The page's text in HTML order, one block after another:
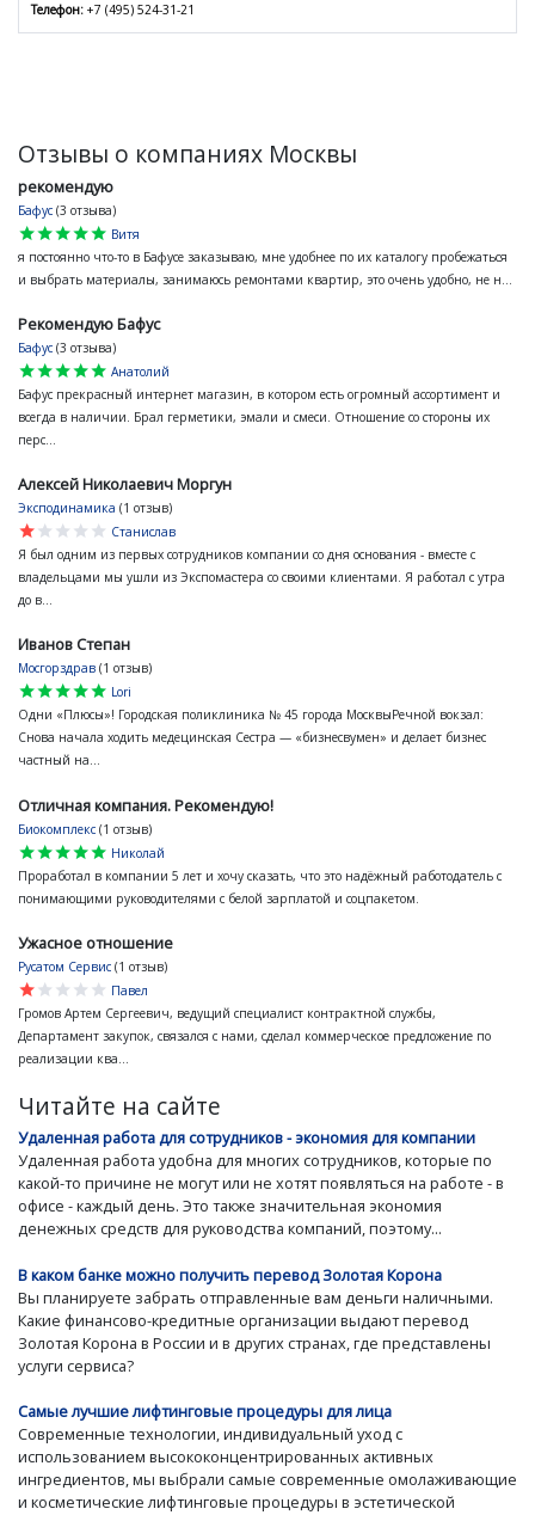
Телефон: +7 (495) 524-31-21
Отзывы о компаниях Москвы
рекомендую
Бафус (3 отзыва)
star
star
star
star
star
Витя
я постоянно что-то в Бафусе заказываю, мне удобнее по их каталогу пробежаться
и выбрать материалы, занимаюсь ремонтами квартир, это очень удобно, не н...
Рекомендую Бафус
Бафус (3 отзыва)
star
star
star
star
star
Анатолий
Бафус прекрасный интернет магазин, в котором есть огромный ассортимент и
всегда в наличии. Брал герметики, эмали и смеси. Отношение со стороны их
перс...
Алексей Николаевич Моргун
Эксподинамика (1 отзыв)
star
star
star
star
star
Станислав
Я был одним из первых сотрудников компании со дня основания - вместе с
владельцами мы ушли из Экспомастера со своими клиентами. Я работал с утра
до в...
Иванов Степан
Мосгорздрав (1 отзыв)
star
star
star
star
star
Lori
Одни «Плюсы»! Городская поликлиника № 45 города МосквыРечной вокзал:
Снова начала ходить медецинская Сестра — «бизнесвумен» и делает бизнес
частный на...
Отличная компания. Рекомендую!
Биокомплекс (1 отзыв)
star
star
star
star
star
Николай
Проработал в компании 5 лет и хочу сказать, что это надёжный работодатель с
понимающими руководителями с белой зарплатой и соцпакетом.
Ужасное отношение
Русатом Сервис (1 отзыв)
star
star
star
star
star
Павел
Громов Артем Сергеевич, ведущий специалист контрактной службы,
Департамент закупок, связался с нами, сделал коммерческое предложение по
реализации ква...
Читайте на сайте
Удаленная работа для сотрудников - экономия для компании
Удаленная работа удобна для многих сотрудников, которые по
какой-то причине не могут или не хотят появляться на работе - в
офисе - каждый день. Это также значительная экономия
денежных средств для руководства компаний, поэтому...
В каком банке можно получить перевод Золотая Корона
Вы планируете забрать отправленные вам деньги наличными.
Какие финансово-кредитные организации выдают перевод
Золотая Корона в России и в других странах, где представлены
услуги сервиса?
Самые лучшие лифтинговые процедуры для лица
Современные технологии, индивидуальный уход с
использованием высококонцентрированных активных
ингредиентов, мы выбрали самые современные омолаживающие
и косметические лифтинговые процедуры в эстетической